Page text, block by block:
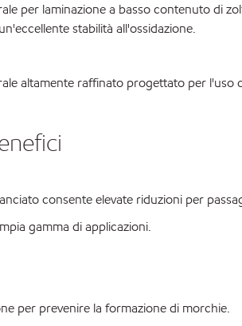
per laminazione a basso contenuto di
stabilità all'ossidazione.
altamente raffinato progettato per l'uso
consente elevate riduzioni per
gamma di applicazioni.
per prevenire la formazione di morchie.